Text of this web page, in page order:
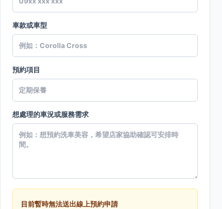
車款或車型
預約項目
想處理的車況或服務需求
目前暫時無法送出線上預約申請